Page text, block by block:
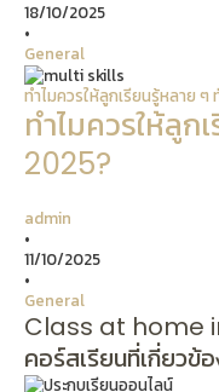
18/10/2025
•
General
ทำไมควรให้ลูกเรียนรู้หลาย ๆ
ทำไมควรให้ลูก
2025?
admin
•
11/10/2025
•
General
Class at home
คอร์สเรียนที่เกี่ยวข้